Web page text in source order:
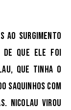
ao surgimento
de que ele foi
que tinha o
saquinhos com
Nicolau virou